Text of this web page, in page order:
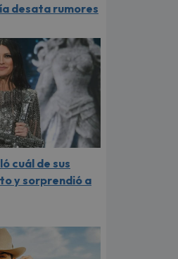
desata rumores
cuál de sus
y sorprendió a